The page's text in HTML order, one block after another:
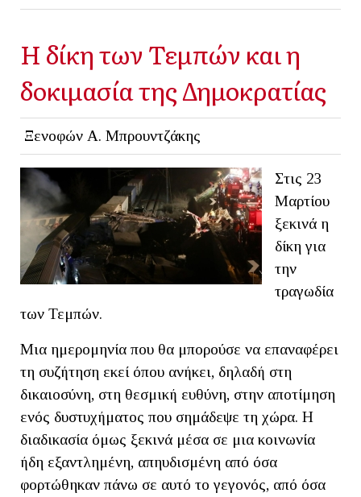
Η δίκη των Τεμπών και η
δοκιμασία της Δημοκρατίας
Ξενοφών Α. Μπρουντζάκης
Στις 23
Μαρτίου
ξεκινά η
δίκη για
την
τραγωδία
των Τεμπών.
Μια ημερομηνία που θα μπορούσε να επαναφέρει
τη συζήτηση εκεί όπου ανήκει, δηλαδή στη
δικαιοσύνη, στη θεσμική ευθύνη, στην αποτίμηση
ενός δυστυχήματος που σημάδεψε τη χώρα. Η
διαδικασία όμως ξεκινά μέσα σε μια κοινωνία
ήδη εξαντλημένη, απηυδισμένη από όσα
φορτώθηκαν πάνω σε αυτό το γεγονός, από όσα